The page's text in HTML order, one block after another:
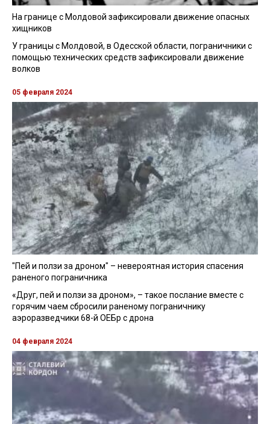
На границе с Молдовой зафиксировали движение опасных
хищников
У границы с Молдовой, в Одесской области, пограничники с
помощью технических средств зафиксировали движение
волков
05 февраля 2024
"Пей и ползи за дроном" – невероятная история спасения
раненого пограничника
«Друг, пей и ползи за дроном», – такое послание вместе с
горячим чаем сбросили раненому пограничнику
аэроразведчики 68-й ОЕБр с дрона
04 февраля 2024